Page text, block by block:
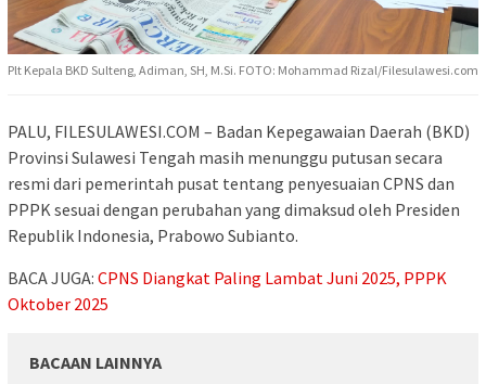
Plt Kepala BKD Sulteng, Adiman, SH, M.Si. FOTO: Mohammad Rizal/Filesulawesi.com
PALU, FILESULAWESI.COM – Badan Kepegawaian Daerah (BKD)
Provinsi Sulawesi Tengah masih menunggu putusan secara
resmi dari pemerintah pusat tentang penyesuaian CPNS dan
PPPK sesuai dengan perubahan yang dimaksud oleh Presiden
Republik Indonesia, Prabowo Subianto.
BACA JUGA: CPNS Diangkat Paling Lambat Juni 2025, PPPK
Oktober 2025
BACAAN LAINNYA